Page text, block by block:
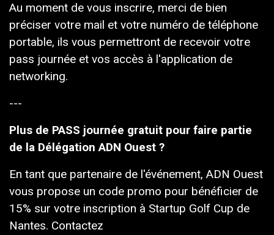
Au moment de vous inscrire, merci de bien
préciser votre mail et votre numéro de téléphone
portable, ils vous permettront de recevoir votre
pass journée et vos accès à l'application de
networking.
---
Plus de PASS journée gratuit pour faire partie
de la Délégation ADN Ouest ?
En tant que partenaire de l'événement, ADN Ouest
vous propose un code promo pour bénéficier de
15% sur votre inscription à Startup Golf Cup de
Nantes. Contactez